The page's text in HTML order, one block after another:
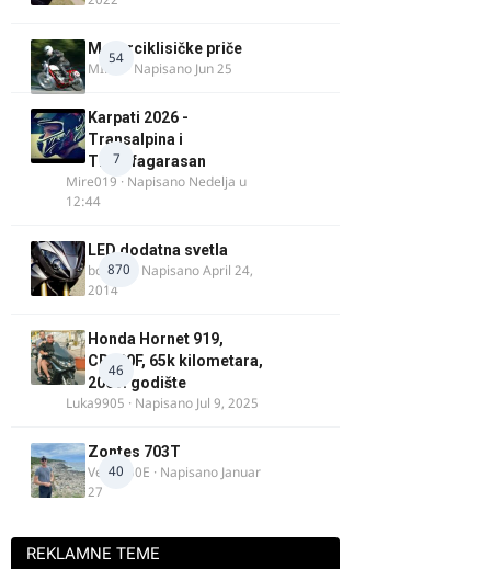
54
Motorciklisičke priče
MIHO · Napisano Jun 25
7
Karpati 2026 -
Transalpina i
Transfagarasan
Mire019 · Napisano Nedelja u
12:44
870
LED dodatna svetla
boki.64 · NapisanoApril 24,
2014
46
Honda Hornet 919,
CB900F, 65k kilometara,
2005. godište
Luka9905 · Napisano Jul 9, 2025
40
Zontes 703T
Verdi350E · Napisano Januar
27
REKLAMNE TEME